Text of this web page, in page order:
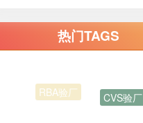
热门TAGS
CVS验厂